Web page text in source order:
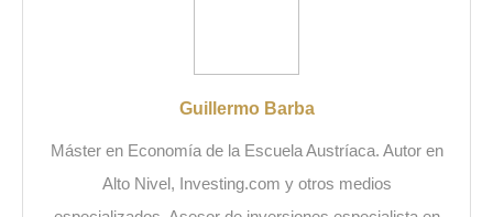
Guillermo Barba
Máster en Economía de la Escuela Austríaca. Autor en
Alto Nivel, Investing.com y otros medios